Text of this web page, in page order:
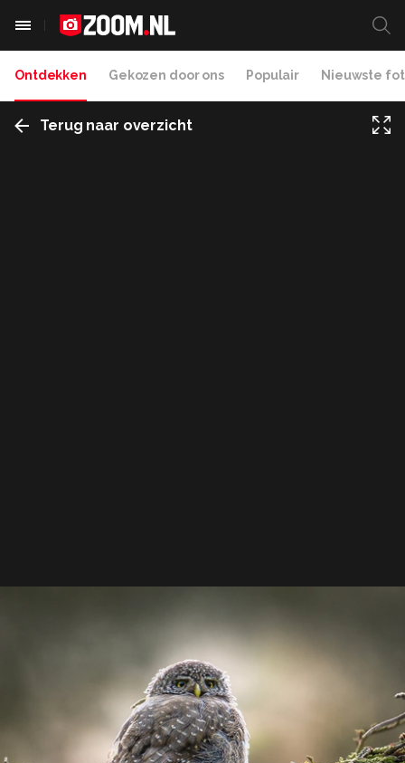
Ontdekken Gekozen door ons Populair Nieuwste
Terug naar overzicht